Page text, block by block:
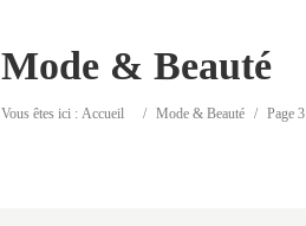
Mode & Beauté
Vous êtes ici : Accueil / Mode & Beauté / Page 3